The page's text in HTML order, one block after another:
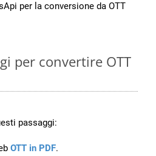
per la conversione da OTT
per convertire OTT
passaggi:
OTT in PDF.